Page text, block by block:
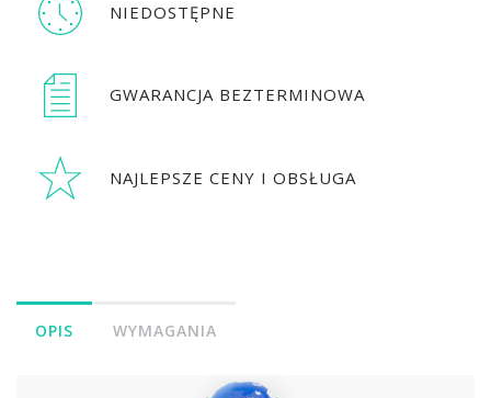
NIEDOSTĘPNE
GWARANCJA BEZTERMINOWA
NAJLEPSZE CENY I OBSŁUGA
OPIS WYMAGANIA